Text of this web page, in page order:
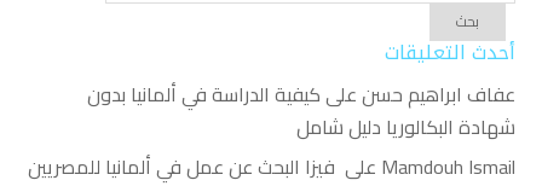
أحدث التعليقات
عفاف ابراهيم حسنعلىكيفية الدراسة في ألمانيا بدون
شهادة البكالوريا دليل شامل
Mamdouh Ismail على فيزا البحث عن عمل في ألمانيا للمصريين